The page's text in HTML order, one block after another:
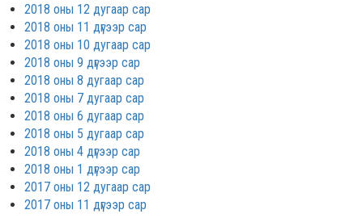
2018 оны 12 дугаар сар
2018 оны 11 дүгээр сар
2018 оны 10 дугаар сар
2018 оны 9 дүгээр сар
2018 оны 8 дугаар сар
2018 оны 7 дугаар сар
2018 оны 6 дугаар сар
2018 оны 5 дугаар сар
2018 оны 4 дүгээр сар
2018 оны 1 дүгээр сар
2017 оны 12 дугаар сар
2017 оны 11 дүгээр сар